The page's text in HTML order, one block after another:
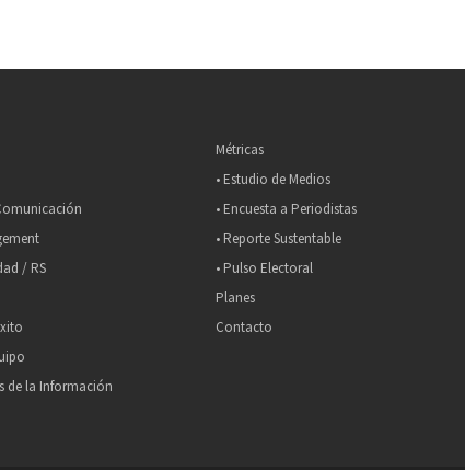
/ RS
de la Información
Métricas
• Estudio de Medios
• Encuesta a Periodistas
• Reporte Sustentable
• Pulso Electoral
Planes
Contacto